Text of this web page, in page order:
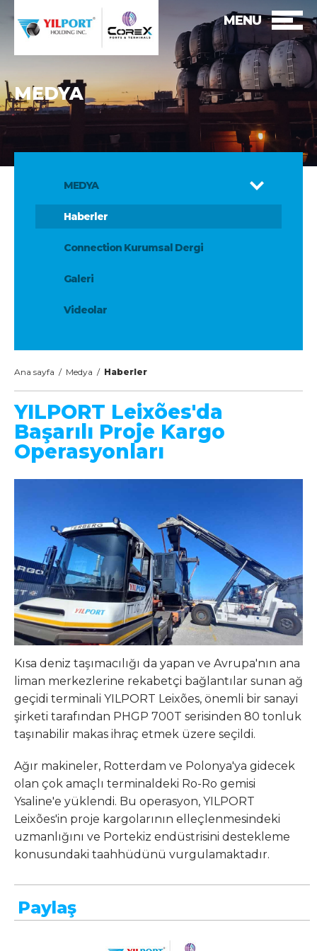
MENU
MEDYA
MEDYA
Haberler
Connection Kurumsal Dergi
Galeri
Videolar
Ana sayfa / Medya /Haberler
YILPORT Leixões'da
Başarılı Proje Kargo
Operasyonları
Kısa deniz taşımacılığı da yapan ve Avrupa'nın ana
liman merkezlerine rekabetçi bağlantılar sunan ağ
geçidi terminali YILPORT Leixões, önemli bir sanayi
şirketi tarafından PHGP 700T serisinden 80 tonluk
taşınabilir makas ihraç etmek üzere seçildi.
Ağır makineler, Rotterdam ve Polonya'ya gidecek
olan çok amaçlı terminaldeki Ro-Ro gemisi
Ysaline'e yüklendi. Bu operasyon, YILPORT
Leixões'in proje kargolarının elleçlenmesindeki
uzmanlığını ve Portekiz endüstrisini destekleme
konusundaki taahhüdünü vurgulamaktadır.
Paylaş